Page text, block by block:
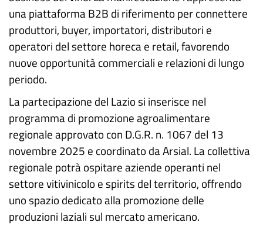
una piattaforma B2B di riferimento per connettere
produttori, buyer, importatori, distributori e
operatori del settore horeca e retail, favorendo
nuove opportunità commerciali e relazioni di lungo
periodo.
La partecipazione del Lazio si inserisce nel
programma di promozione agroalimentare
regionale approvato con D.G.R. n. 1067 del 13
novembre 2025 e coordinato da Arsial. La collettiva
regionale potrà ospitare aziende operanti nel
settore vitivinicolo e spirits del territorio, offrendo
uno spazio dedicato alla promozione delle
produzioni laziali sul mercato americano.